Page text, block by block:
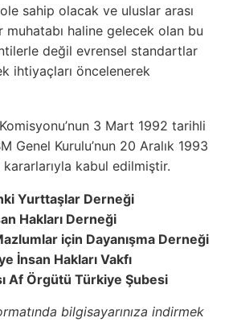
sahip olacak ve uluslar arası
muhatabı haline gelecek olan bu
değil evrensel standartlar
ihtiyaçları öncelenerek
3 Mart 1992 tarihli
Genel Kurulu’nun 20 Aralık 1993
kararlarıyla kabul edilmiştir.
Yurttaşlar Derneği
Hakları Derneği
için Dayanışma Derneği
İnsan Hakları Vakfı
Af Örgütü Türkiye Şubesi
bilgisayarınıza indirmek